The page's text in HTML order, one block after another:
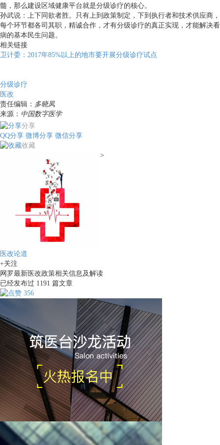
髓，那么建设区域健康平台就是分级诊疗的核心。
孙武说：上下同欲者胜。只有上到政策制定，下到执行者和技术供应商，
每个环节都各司其职，精诚合作，才有分级诊疗的真正实现，才能解决看
病的基本民生问题。
相关链接
卫计委：2017年85%以上的地市要开展分级诊疗试点
分级诊疗
医改
责任编辑： 多晓凤
来源： 中国数字医学
分享
QQ分享 微博分享 微信分享
收藏
>
医改论道
+关注
网罗最新医改政策相关信息及解读
已经发布过 1191 篇文章
356